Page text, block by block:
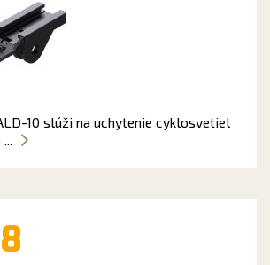
10 slúži na uchytenie cyklosvetiel